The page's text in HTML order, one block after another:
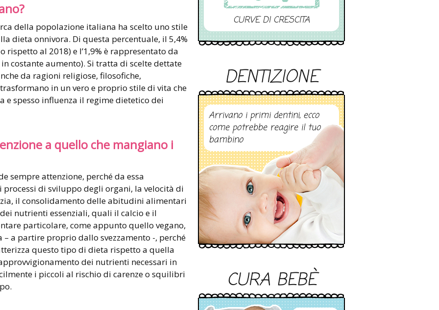
della popolazione italiana ha scelto uno stile
dieta onnivora. Di questa percentuale, il 5,4%
rispetto al 2018) e l’1,9% è rappresentato da
costante aumento). Si tratta di scelte dettate
da ragioni religiose, filosofiche,
in un vero e proprio stile di vita che
e spesso influenza il regime dietetico dei
a quello che mangiano i
sempre attenzione, perché da essa
di sviluppo degli organi, la velocità di
il consolidamento delle abitudini alimentari
nutrienti essenziali, quali il calcio e il
particolare, come appunto quello vegano,
a partire proprio dallo svezzamento -, perché
questo tipo di dieta rispetto a quella
dei nutrienti necessari in
i piccoli al rischio di carenze o squilibri
CURVE DI CRESCITA
DENTIZIONE
Arrivano i primi dentini, ecco
come potrebbe reagire il tuo
bambino
CURA BEBÈ